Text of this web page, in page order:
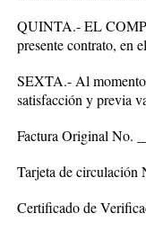
QUINTA.- EL
presente contrato, en
SEXTA.- Al
satisfacción y previa
Factura Original No.
Tarjeta de circulación
Certificado de